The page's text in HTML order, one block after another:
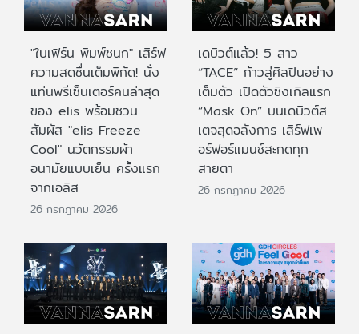
"ใบเฟิร์น พิมพ์ชนก" เสิร์ฟ
ความสดชื่นเต็มพิกัด! นั่ง
แท่นพรีเซ็นเตอร์คนล่าสุด
ของ elis พร้อมชวน
สัมผัส "elis Freeze
Cool" นวัตกรรมผ้า
อนามัยแบบเย็น ครั้งแรก
จากเอลิส
26 กรกฎาคม 2026
เดบิวต์แล้ว! 5 สาว
“TACE” ก้าวสู่ศิลปินอย่าง
เต็มตัว เปิดตัวซิงเกิลแรก
“Mask On” บนเดบิวต์ส
เตจสุดอลังการ เสิร์ฟเพ
อร์ฟอร์แมนซ์สะกดทุก
สายตา
26 กรกฎาคม 2026